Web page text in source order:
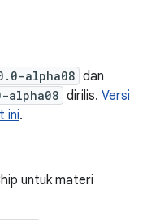
alpha08 dan
dirilis. Versi
ini.
untuk materi